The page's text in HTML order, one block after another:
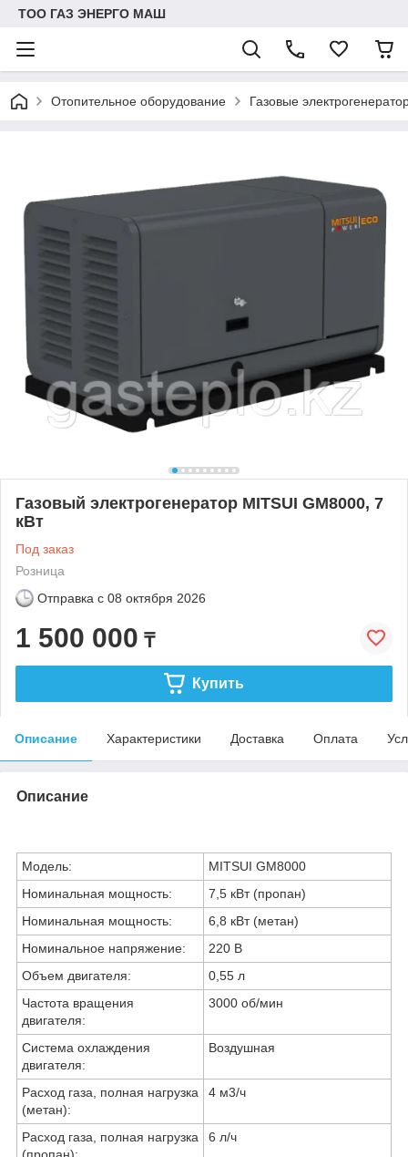
ТОО ГАЗ ЭНЕРГО МАШ
Отопительное оборудование Газовые
Газовый электрогенератор MITSUI GM8000, 7
кВт
Под заказ
Розница
Отправка с 08 октября 2026
1 500 000 ₸
Купить
Описание Характеристики Доставка Оплата
Описание
Модель:
MITSUI GM8000
Номинальная мощность:
7,5 кВт (пропан)
Номинальная мощность:
6,8 кВт (метан)
Номинальное напряжение:
220 В
Объем двигателя:
0,55 л
Частота вращения
двигателя:
3000 об/мин
Система охлаждения
двигателя:
Воздушная
Расход газа, полная нагрузка
(метан):
4 м3/ч
Расход газа, полная нагрузка
6 л/ч